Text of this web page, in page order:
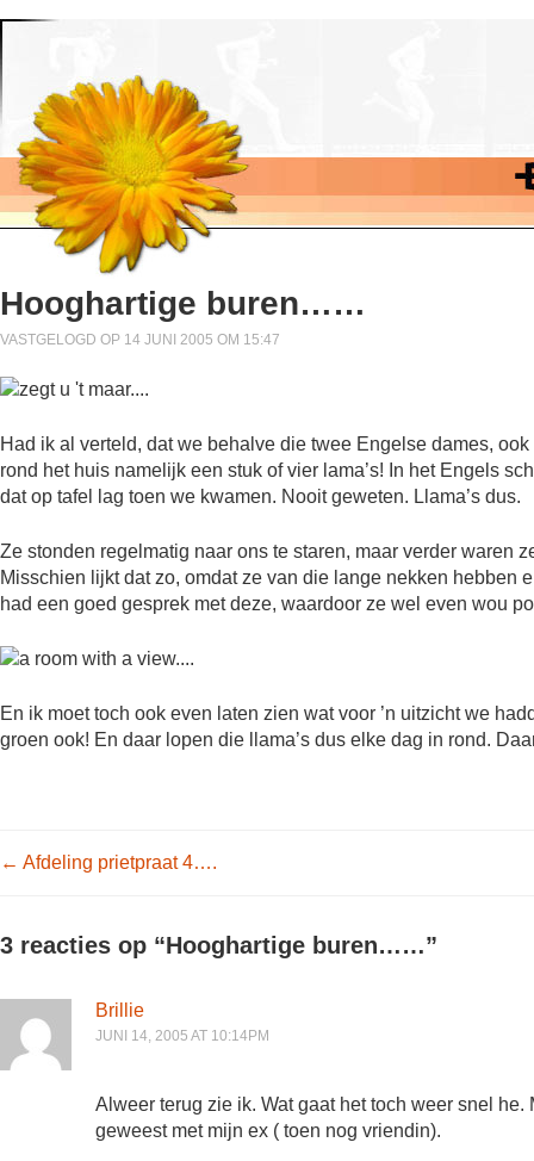
Hooghartige buren……
VASTGELOGD OP 14 JUNI 2005 OM 15:47
Had ik al verteld, dat we behalve die twee Engelse dames,
rond het huis namelijk een stuk of vier lama’s! In het Engels
dat op tafel lag toen we kwamen. Nooit geweten. Llama’s dus.
Ze stonden regelmatig naar ons te staren, maar verder waren
Misschien lijkt dat zo, omdat ze van die lange nekken hebben
had een goed gesprek met deze, waardoor ze wel even wou
En ik moet toch ook even laten zien wat voor ’n uitzicht we
groen ook! En daar lopen die llama’s dus elke dag in rond.
Post navigation
← Afdeling prietpraat 4….
3 reacties op “Hooghartige buren……”
Brillie
JUNI 14, 2005 AT 10:14PM
Alweer terug zie ik. Wat gaat het toch weer snel
geweest met mijn ex ( toen nog vriendin).